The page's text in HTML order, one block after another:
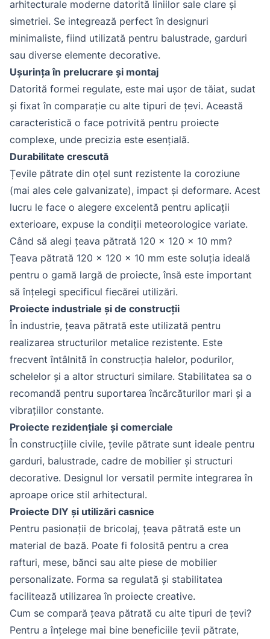
arhitecturale moderne datorită liniilor sale clare și
simetriei. Se integrează perfect în designuri
minimaliste, fiind utilizată pentru balustrade, garduri
sau diverse elemente decorative.
Ușurința în prelucrare și montaj
Datorită formei regulate, este mai ușor de tăiat, sudat
și fixat în comparație cu alte tipuri de țevi. Această
caracteristică o face potrivită pentru proiecte
complexe, unde precizia este esențială.
Durabilitate crescută
Țevile pătrate din oțel sunt rezistente la coroziune
(mai ales cele galvanizate), impact și deformare. Acest
lucru le face o alegere excelentă pentru aplicații
exterioare, expuse la condiții meteorologice variate.
Când să alegi țeava pătrată 120 x 120 x 10 mm?
Țeava pătrată 120 x 120 x 10 mm este soluția ideală
pentru o gamă largă de proiecte, însă este important
să înțelegi specificul fiecărei utilizări.
Proiecte industriale și de construcții
În industrie, țeava pătrată este utilizată pentru
realizarea structurilor metalice rezistente. Este
frecvent întâlnită în construcția halelor, podurilor,
schelelor și a altor structuri similare. Stabilitatea sa o
recomandă pentru suportarea încărcăturilor mari și a
vibrațiilor constante.
Proiecte rezidențiale și comerciale
În construcțiile civile, țevile pătrate sunt ideale pentru
garduri, balustrade, cadre de mobilier și structuri
decorative. Designul lor versatil permite integrarea în
aproape orice stil arhitectural.
Proiecte DIY și utilizări casnice
Pentru pasionații de bricolaj, țeava pătrată este un
material de bază. Poate fi folosită pentru a crea
rafturi, mese, bănci sau alte piese de mobilier
personalizate. Forma sa regulată și stabilitatea
facilitează utilizarea în proiecte creative.
Cum se compară țeava pătrată cu alte tipuri de țevi?
Pentru a înțelege mai bine beneficiile țevii pătrate,